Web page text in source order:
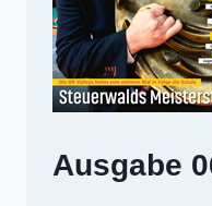
Ausgabe